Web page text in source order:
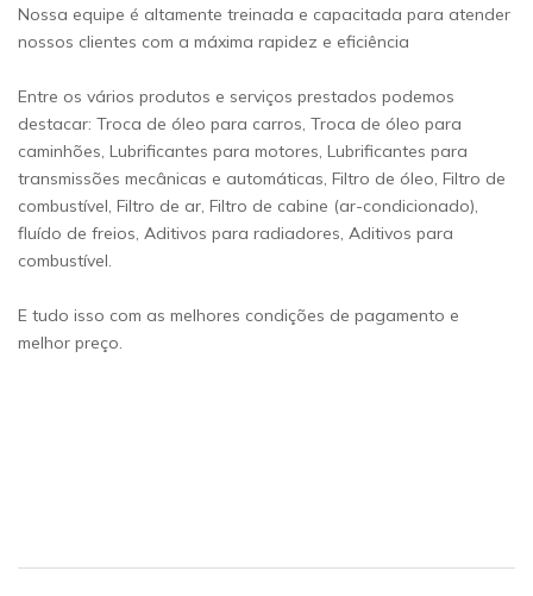
Nossa equipe é altamente treinada e capacitada para atender
nossos clientes com a máxima rapidez e eficiência
Entre os vários produtos e serviços prestados podemos
destacar: Troca de óleo para carros, Troca de óleo para
caminhões, Lubrificantes para motores, Lubrificantes para
transmissões mecânicas e automáticas, Filtro de óleo, Filtro de
combustível, Filtro de ar, Filtro de cabine (ar-condicionado),
fluído de freios, Aditivos para radiadores, Aditivos para
combustível.
E tudo isso com as melhores condições de pagamento e
melhor preço.